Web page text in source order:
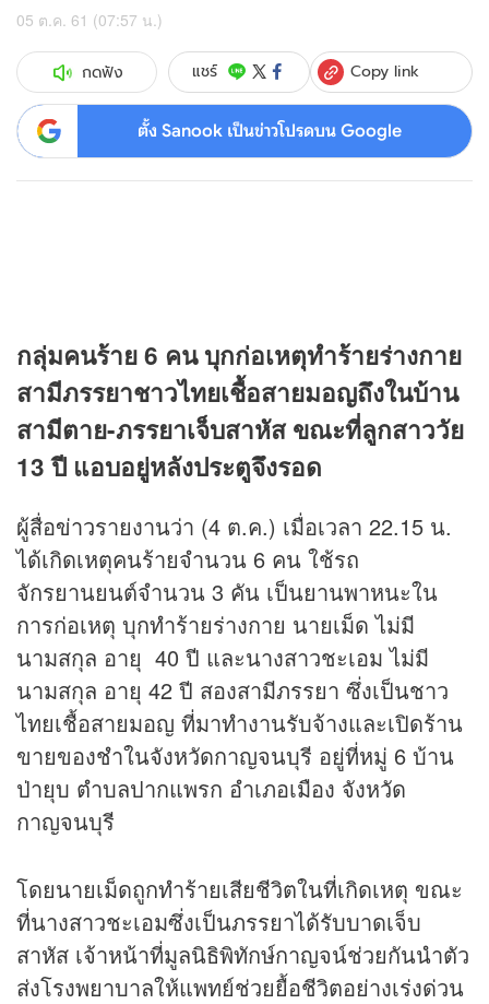
05 ต.ค. 61 (07:57 น.)
กดฟัง แชร์ Copy link
ตั้ง Sanook เป็นข่าวโปรดบน Google
กลุ่มคนร้าย 6 คน บุกก่อเหตุทำร้ายร่างกาย
สามีภรรยาชาวไทยเชื้อสายมอญถึงในบ้าน
สามีตาย-ภรรยาเจ็บสาหัส ขณะที่ลูกสาววัย
13 ปี แอบอยู่หลังประตูจึงรอด
ผู้สื่อข่าวรายงานว่า (4 ต.ค.) เมื่อเวลา 22.15 น.
ได้เกิดเหตุคนร้ายจำนวน 6 คน ใช้รถ
จักรยานยนต์จำนวน 3 คัน เป็นยานพาหนะใน
การก่อเหตุ บุกทำร้ายร่างกาย นายเม็ด ไม่มี
นามสกุล อายุ 40 ปี และนางสาวชะเอม ไม่มี
นามสกุล อายุ 42 ปี สองสามีภรรยา ซึ่งเป็นชาว
ไทยเชื้อสายมอญ ที่มาทำงานรับจ้างและเปิดร้าน
ขายของชำในจังหวัดกาญจนบุรี อยู่ที่หมู่ 6 บ้าน
ป่ายุบ ตำบลปากแพรก อำเภอเมือง จังหวัด
กาญจนบุรี
โดยนายเม็ดถูกทำร้ายเสียชีวิตในที่เกิดเหตุ ขณะ
ที่นางสาวชะเอมซึ่งเป็นภรรยาได้รับบาดเจ็บ
สาหัส เจ้าหน้าที่มูลนิธิพิทักษ์กาญจน์ช่วยกันนำตัว
ส่งโรงพยาบาลให้แพทย์ช่วยยื้อชีวิตอย่างเร่งด่วน